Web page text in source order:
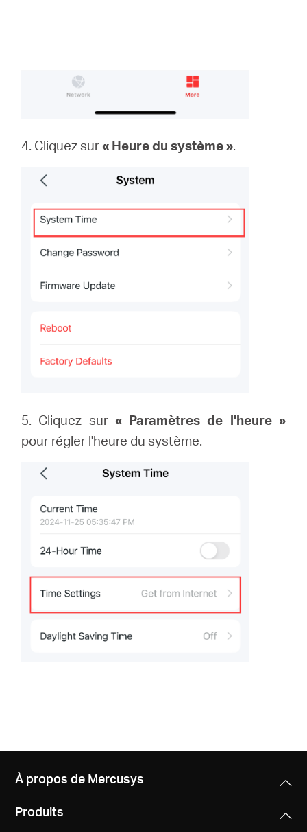
4. Cliquez sur « Heure du système ».
5. Cliquez sur « Paramètres de l'heure »
pour régler l'heure du système.
À propos de Mercusys
Produits